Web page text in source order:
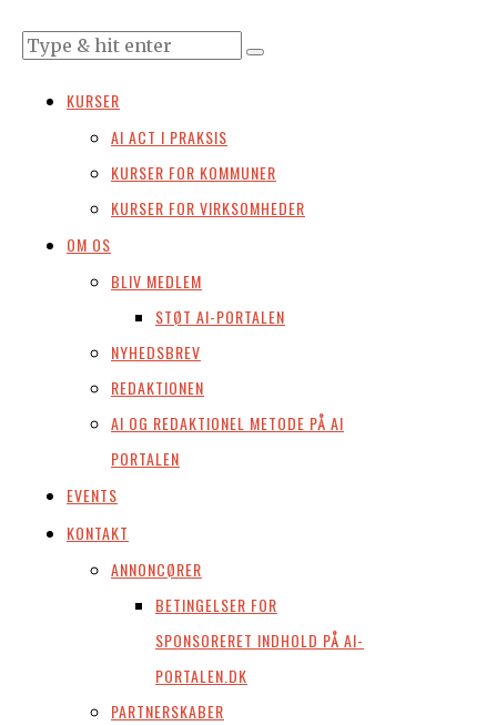
KURSER
AI ACT I PRAKSIS
KURSER FOR KOMMUNER
KURSER FOR VIRKSOMHEDER
OM OS
BLIV MEDLEM
STØT AI-PORTALEN
NYHEDSBREV
REDAKTIONEN
AI OG REDAKTIONEL METODE PÅ AI
PORTALEN
EVENTS
KONTAKT
ANNONCØRER
BETINGELSER FOR
SPONSORERET INDHOLD PÅ AI-
PORTALEN.DK
PARTNERSKABER